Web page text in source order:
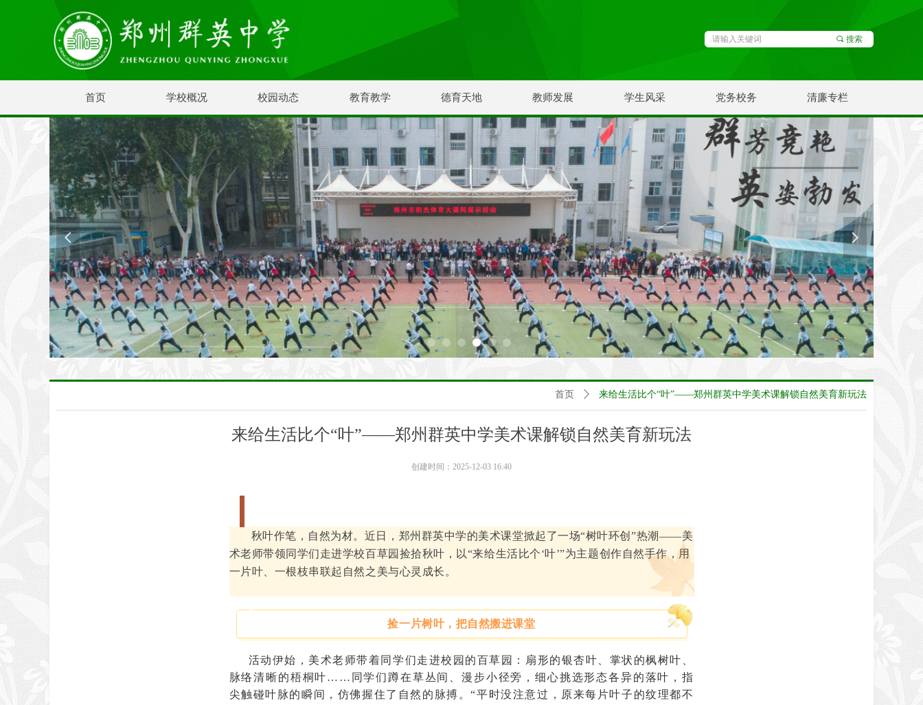
끠 搜索
首页 学校概况 校园动态 教育教学 德育天地 教师发展 学生风采 党务校务 清廉专栏
首页 ꄲ 来给生活比个“叶”——郑州群英中学美术课解锁自然美育新玩法
来给生活比个“叶”——郑州群英中学美术课解锁自然美育新玩法
秋叶作笔，自然为材。近日，郑州群英中学的美术课堂掀起了一场“树叶环创”热潮——美
术老师带领同学们走进学校百草园捡拾秋叶，以“来给生活比个‘叶’”为主题创作自然手作，用
一片叶、一根枝串联起自然之美与心灵成长。
捡一片树叶，把自然搬进课堂
活动伊始，美术老师带着同学们走进校园的百草园： 扇形的银杏叶、掌状的枫树叶、
脉络清晰的梧桐叶……同学们蹲在草丛间、漫步小径旁，细心挑选形态各异的落叶，指
尖触碰叶脉的瞬间，仿佛握住了 自然 的脉搏。“平时没注意过，原来每片叶子的纹理都不
创建时间： 2025-12-03 16:40
넳 넲